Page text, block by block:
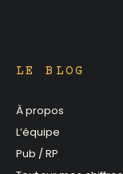
LE BLOG
À propos
L’équipe
Pub / RP